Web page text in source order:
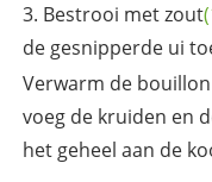
Bestrooi metzout
de gesnipperde ui
Verwarm de
voeg de kruiden en
het geheel aan de